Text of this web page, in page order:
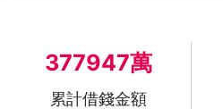
377947萬
累計借錢金額